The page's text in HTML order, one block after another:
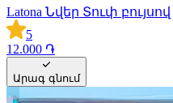
Latona Նվեր Տուփ բույսով
5
12.000 ֏
Արագ գնում